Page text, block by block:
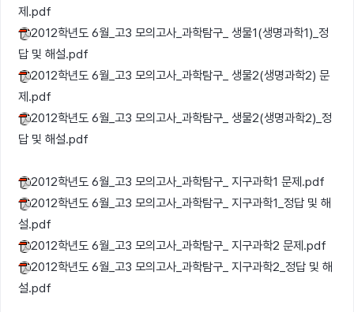
제.pdf
2012학년도 6월_고3 모의고사_과학탐구_ 생물1(생명과학1)_정
답 및 해설.pdf
2012학년도 6월_고3 모의고사_과학탐구_ 생물2(생명과학2) 문
제.pdf
2012학년도 6월_고3 모의고사_과학탐구_ 생물2(생명과학2)_정
답 및 해설.pdf
2012학년도 6월_고3 모의고사_과학탐구_ 지구과학1 문제.pdf
2012학년도 6월_고3 모의고사_과학탐구_ 지구과학1_정답 및 해
설.pdf
2012학년도 6월_고3 모의고사_과학탐구_ 지구과학2 문제.pdf
2012학년도 6월_고3 모의고사_과학탐구_ 지구과학2_정답 및 해
설.pdf